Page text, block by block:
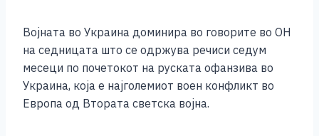
Војната во Украина доминира во говорите во ОН
на седницата што се одржува речиси седум
месеци по почетокот на руската офанзива во
Украина, која е најголемиот воен конфликт во
Европа од Втората светска војна.